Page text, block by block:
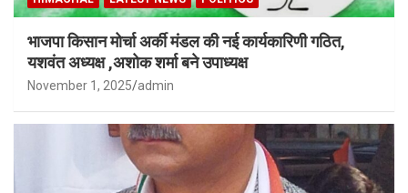
भाजपा किसान मोर्चा अर्की मंडल की नई कार्यकारिणी गठित,
यशवंत अध्यक्ष ,अशोक शर्मा बने उपाध्यक्ष
November 1, 2025 admin